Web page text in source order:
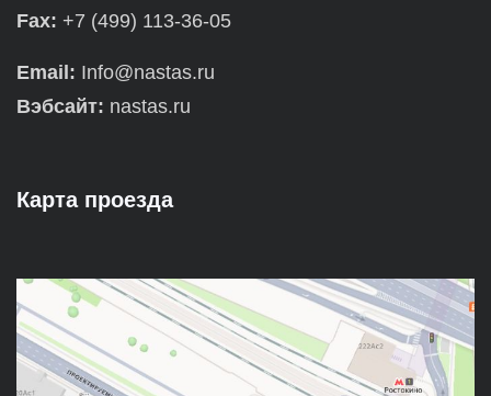
Fax: +7 (499) 113-36-05
Email: Info@nastas.ru
Вэбсайт: nastas.ru
Карта проезда